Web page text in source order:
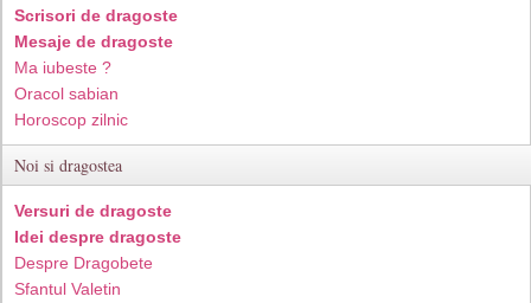
Scrisori de dragoste
Mesaje de dragoste
Ma iubeste ?
Oracol sabian
Horoscop zilnic
Noi si dragostea
Versuri de dragoste
Idei despre dragoste
Despre Dragobete
Sfantul Valetin